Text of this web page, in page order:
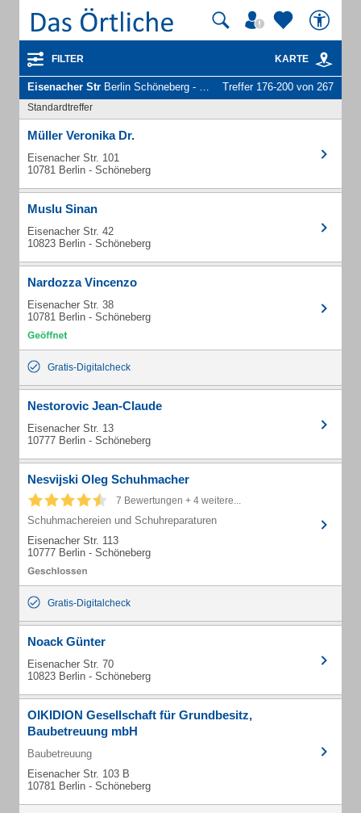
FILTER KARTE
Eisenacher Str Berlin Schöneberg - Unternehmen und Personen Treffer 176-200 von 267
Standardtreffer
Müller Veronika Dr.
Eisenacher Str. 101
10781 Berlin - Schöneberg
Muslu Sinan
Eisenacher Str. 42
10823 Berlin - Schöneberg
Nardozza Vincenzo
Eisenacher Str. 38
10781 Berlin - Schöneberg
Gratis-Digitalcheck
Nestorovic Jean-Claude
Eisenacher Str. 13
10777 Berlin - Schöneberg
Nesvijski Oleg Schuhmacher
7 Bewertungen + 4 weitere...
Schuhmachereien und Schuhreparaturen
Eisenacher Str. 113
10777 Berlin - Schöneberg
Gratis-Digitalcheck
Noack Günter
Eisenacher Str. 70
10823 Berlin - Schöneberg
OIKIDION Gesellschaft für Grundbesitz,
Baubetreuung mbH
Baubetreuung
Eisenacher Str. 103 B
10781 Berlin - Schöneberg